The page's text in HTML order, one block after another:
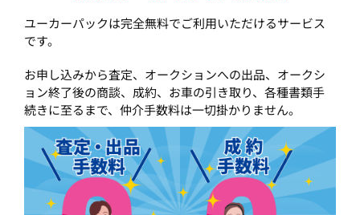
ユーカーパックは完全無料でご利用いただけるサービス
です。
お申し込みから査定、オークションへの出品、オークシ
ョン終了後の商談、成約、お車の引き取り、各種書類手
続きに至るまで、仲介手数料は一切掛かりません。